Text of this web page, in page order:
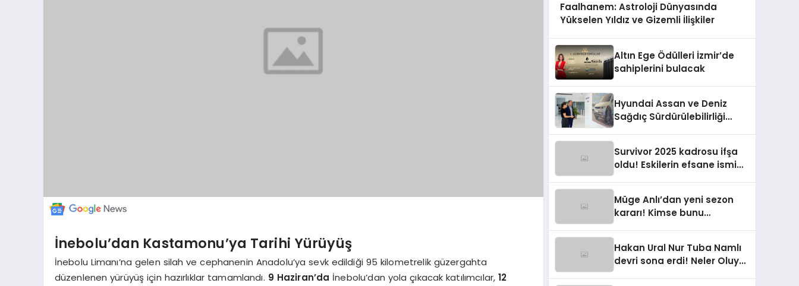
İnebolu’dan Kastamonu’ya Tarihi Yürüyüş
İnebolu Limanı’na gelen silah ve cephanenin Anadolu’ya sevk edildiği 95 kilometrelik güzergahta
düzenlenen yürüyüş için hazırlıklar tamamlandı. 9 Haziran’da İnebolu’dan yola çıkacak katılımcılar,12
Faalhanem: Astroloji Dünyasında
Yükselen Yıldız ve Gizemli İlişkiler
Altın Ege Ödülleri İzmir’de
sahiplerini bulacak
Hyundai Assan ve Deniz
Sağdıç Sürdürülebilirliği
Survivor 2025 kadrosu ifşa
oldu! Eskilerin efsane ismi
Müge Anlı’dan yeni sezon
kararı! Kimse bunu
Hakan Ural Nur Tuba Namlı
devri sona erdi! Neler Oluyor